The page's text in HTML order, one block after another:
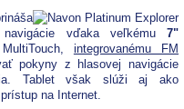
vďaka veľkému 7"
integrovanému FM
pokyny z hlasovej navigácie
Tablet však slúži aj ako
na Internet.